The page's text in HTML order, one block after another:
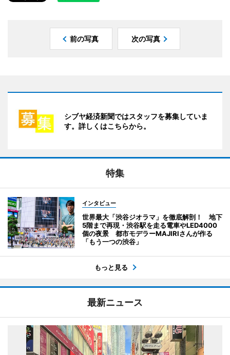
前の写真 次の写真
シブヤ経済新聞ではスタッフを募集していま
す。詳しくはこちらから。
特集
インタビュー
世界最大「渋谷ジオラマ」を徹底解剖！ 地下
5階まで再現・渋谷駅を走る電車やLED4000
個の夜景 都市モデラーMAJIRIさんが作る
「もう一つの渋谷」
もっと見る
最新ニュース